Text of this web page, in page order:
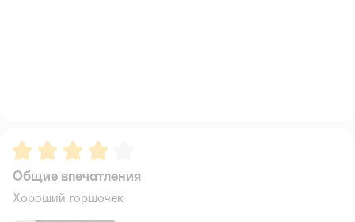
Рейтинг:4
Общие впечатления
Хороший горшочек